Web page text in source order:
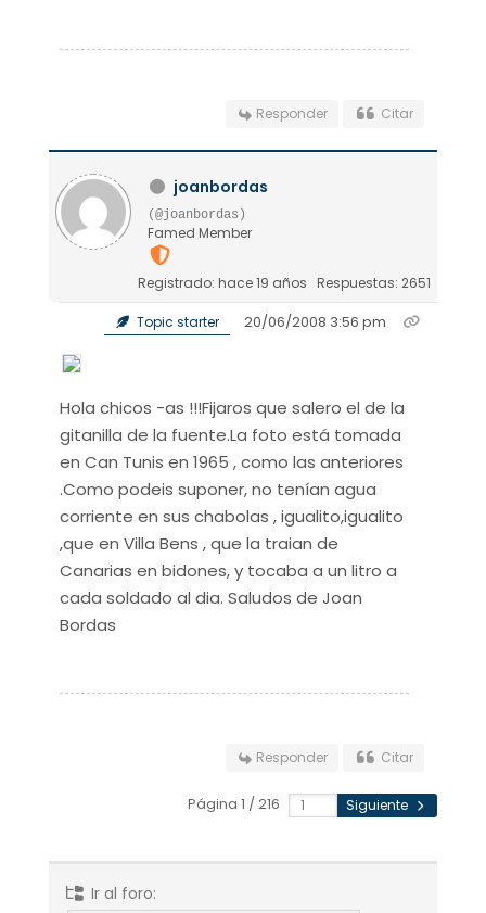
Responder Citar
joanbordas
(@joanbordas)
Famed Member
Registrado: hace 19 años Respuestas: 2651
Topic starter 20/06/2008 3:56 pm
Hola chicos -as !!!Fijaros que salero el de la
gitanilla de la fuente.La foto está tomada
en Can Tunis en 1965 , como las anteriores
.Como podeis suponer, no tenían agua
corriente en sus chabolas , igualito,igualito
,que en Villa Bens , que la traian de
Canarias en bidones, y tocaba a un litro a
cada soldado al dia. Saludos de Joan
Bordas
Responder Citar
Página 1 / 216 Siguiente
Ir al foro: